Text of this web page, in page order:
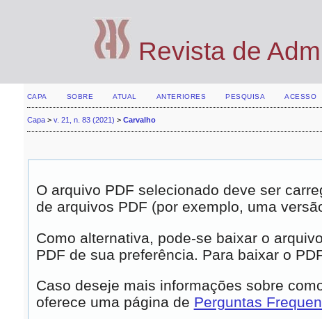
Revista de
CAPA SOBRE ATUAL ANTERIORES PESQUISA ACESSO
Capa> v. 21, n. 83 (2021) > Carvalho
O arquivo PDF selecionado deve ser
de arquivos PDF (por exemplo, uma
Como alternativa, pode-se baixar o
PDF de sua preferência. Para baixar o
Caso deseje mais informações sobre
oferece uma página de Perguntas